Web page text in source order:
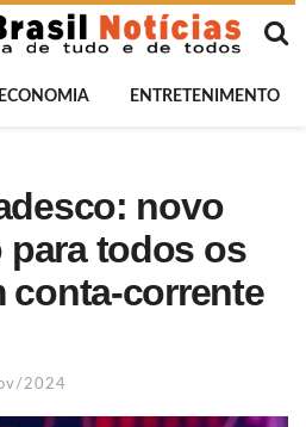
ECONOMIA ENTRETENIMENTO
novo
todos os
conta-corrente
2024